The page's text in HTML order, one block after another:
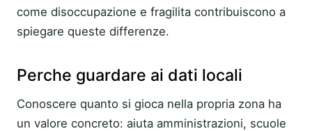
come disoccupazione e fragilita contribuiscono a
spiegare queste differenze.
Perche guardare ai dati locali
Conoscere quanto si gioca nella propria zona ha
un valore concreto: aiuta amministrazioni, scuole